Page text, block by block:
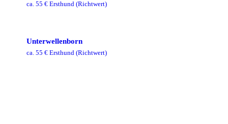
ca. 55 € Ersthund (Richtwert)
Unterwellenborn
ca. 55 € Ersthund (Richtwert)